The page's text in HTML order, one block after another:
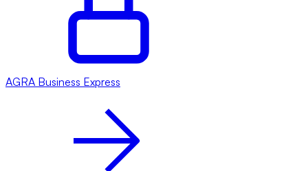
AGRA Business Express